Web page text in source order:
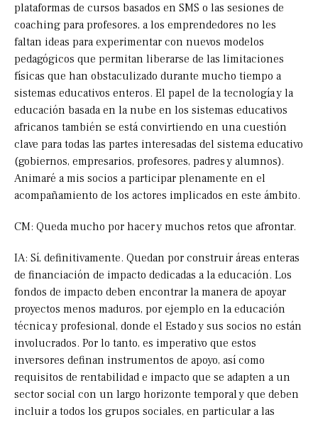
plataformas de cursos basados en SMS o las sesiones de
coaching para profesores, a los emprendedores no les
faltan ideas para experimentar con nuevos modelos
pedagógicos que permitan liberarse de las limitaciones
físicas que han obstaculizado durante mucho tiempo a
sistemas educativos enteros. El papel de la tecnología y la
educación basada en la nube en los sistemas educativos
africanos también se está convirtiendo en una cuestión
clave para todas las partes interesadas del sistema educativo
(gobiernos, empresarios, profesores, padres y alumnos).
Animaré a mis socios a participar plenamente en el
acompañamiento de los actores implicados en este ámbito.
CM: Queda mucho por hacer y muchos retos que afrontar.
IA: Sí, definitivamente. Quedan por construir áreas enteras
de financiación de impacto dedicadas a la educación. Los
fondos de impacto deben encontrar la manera de apoyar
proyectos menos maduros, por ejemplo en la educación
técnica y profesional, donde el Estado y sus socios no están
involucrados. Por lo tanto, es imperativo que estos
inversores definan instrumentos de apoyo, así como
requisitos de rentabilidad e impacto que se adapten a un
sector social con un largo horizonte temporal y que deben
incluir a todos los grupos sociales, en particular a las